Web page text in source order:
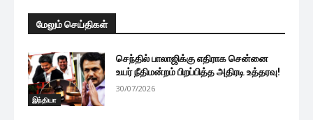
மேலும் செய்திகள்
இந்தியா
செந்தில் பாலாஜிக்கு எதிராக சென்னை
உயர் நீதிமன்றம் பிறப்பித்த அதிரடி உத்தரவு!
30/07/2026